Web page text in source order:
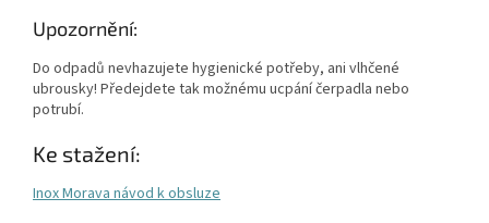
Upozornění:
Do odpadů nevhazujete hygienické potřeby, ani vlhčené
ubrousky! Předejdete tak možnému ucpání čerpadla nebo
potrubí.
Ke stažení:
Inox Morava návod k obsluze